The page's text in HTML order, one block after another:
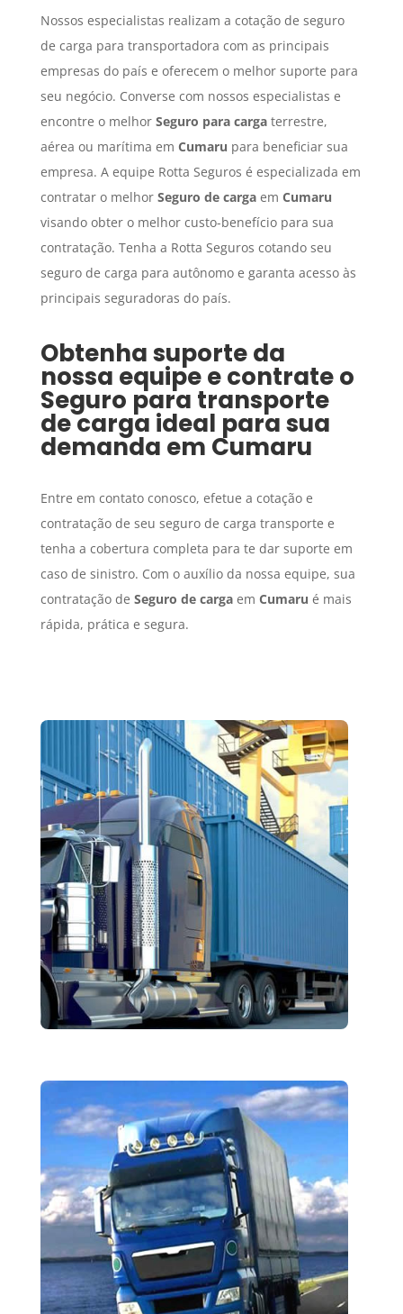
Nossos especialistas realizam a cotação de seguro
de carga para transportadora com as principais
empresas do país e oferecem o melhor suporte para
seu negócio. Converse com nossos especialistas e
encontre o melhor Seguro para cargaterrestre,
aérea ou marítima em Cumaru para beneficiar sua
empresa. A equipe Rotta Seguros é especializada em
contratar o melhor Seguro de cargaem Cumaru
visando obter o melhor custo-benefício para sua
contratação. Tenha a Rotta Seguros cotando seu
seguro de carga para autônomo e garanta acesso às
principais seguradoras do país.
Obtenha suporte da
nossa equipe e contrate o
Seguro para transporte
de carga ideal para sua
demanda em Cumaru
Entre em contato conosco, efetue a cotação e
contratação de seu seguro de carga transporte e
tenha a cobertura completa para te dar suporte em
caso de sinistro. Com o auxílio da nossa equipe, sua
contratação de Seguro de cargaem Cumaru é mais
rápida, prática e segura.